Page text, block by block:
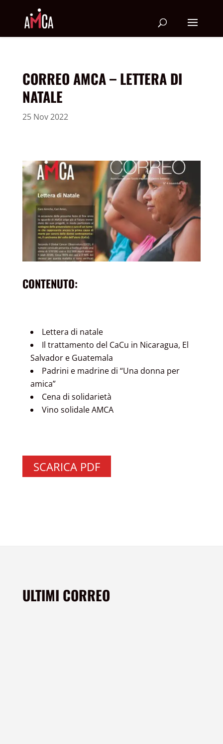
CORREO AMCA – LETTERA DI
NATALE
25 Nov 2022
CONTENUTO:
Lettera di natale
Il trattamento del CaCu in Nicaragua, El
Salvador e Guatemala
Padrini e madrine di “Una donna per
amica”
Cena di solidarietà
Vino solidale AMCA
SCARICA PDF
ULTIMI CORREO